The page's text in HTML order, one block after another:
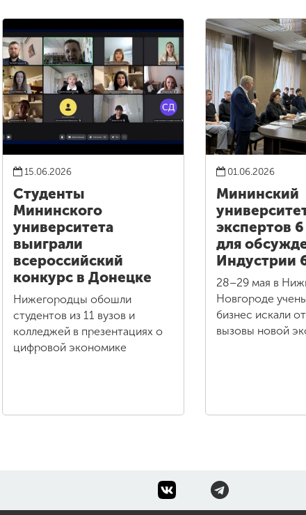
15.06.2026
Студенты
Мининского
университета
выиграли
всероссийский
конкурс в Донецке
Нижегородцы обошли
студентов из 11 вузов и
колледжей в презентациях о
цифровой экономике
01.06.2026
Мининский
экспертов
для
Индустрии
28–29 мая в
Новгороде
бизнес искали
вызовы новой